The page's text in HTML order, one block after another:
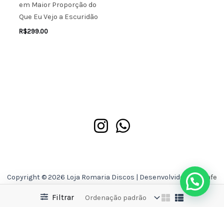
Filtrar
em Maior Proporção do
Que Eu Vejo a Escuridão
R$299.00
Copyright © 2026 Loja Romaria Discos | Desenvolvido porAsafe